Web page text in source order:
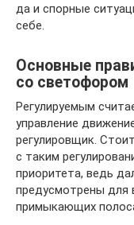
да и спорные
себе.
Основные
со светофором
Регулируемым
управление
регулировщик.
с таким
приоритета, ведь
предусмотрены для
примыкающих